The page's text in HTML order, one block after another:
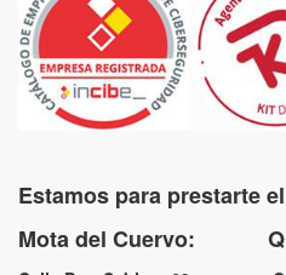
Estamos para prestarte
Mota del Cuervo: